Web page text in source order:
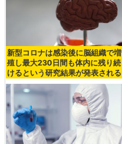
新型コロナは感染後に脳組織で増
殖し最大230日間も体内に残り続
けるという研究結果が発表される